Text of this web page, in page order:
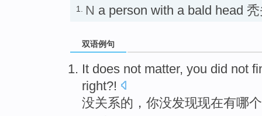
1. N a person with a bald head
双语例句
It does not matter, you did not
right?!
没关系的， 你没发现现在有哪个